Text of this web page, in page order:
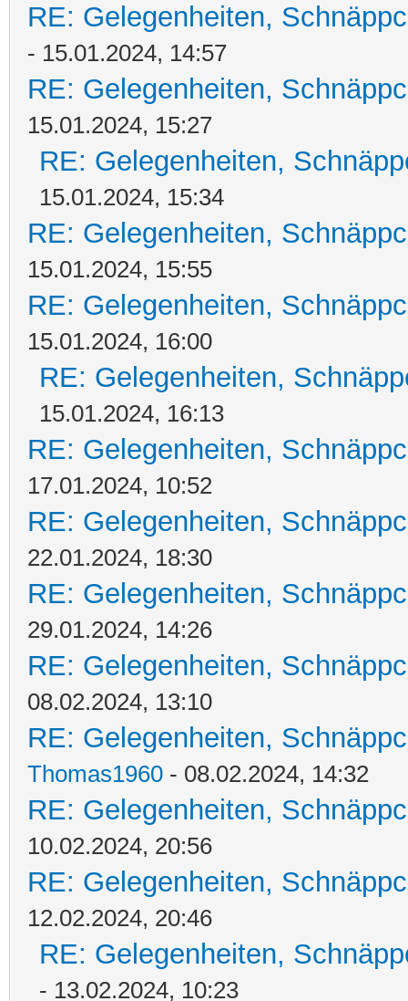
RE: Gelegenheiten,
- 15.01.2024, 14:57
RE: Gelegenheiten,
15.01.2024, 15:27
RE: Gelegenheiten,
15.01.2024, 15:34
RE: Gelegenheiten,
15.01.2024, 15:55
RE: Gelegenheiten,
15.01.2024, 16:00
RE: Gelegenheiten,
15.01.2024, 16:13
RE: Gelegenheiten,
17.01.2024, 10:52
RE: Gelegenheiten,
22.01.2024, 18:30
RE: Gelegenheiten,
29.01.2024, 14:26
RE: Gelegenheiten,
08.02.2024, 13:10
RE: Gelegenheiten,
Thomas1960 - 08.02.2024, 14:32
RE: Gelegenheiten,
10.02.2024, 20:56
RE: Gelegenheiten,
12.02.2024, 20:46
RE: Gelegenheiten,
- 13.02.2024, 10:23